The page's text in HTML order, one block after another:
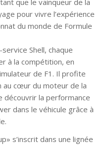
pour vivre l’expérience
du monde de Formule
Shell, chaque
à la compétition, en
de F1. Il profite
au cœur du moteur de la
découvrir la performance
dans le véhicule grâce à
» s’inscrit dans une lignée